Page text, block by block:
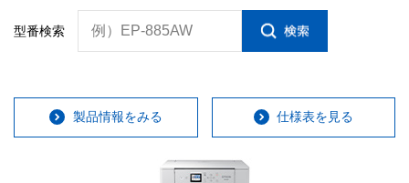
型番検索 例）EP-885AW
製品情報をみる 仕様表を見る